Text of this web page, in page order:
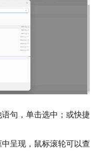
句，单击选中；或快捷
呈现，鼠标滚轮可以查